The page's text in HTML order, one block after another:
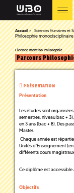
Accueil Sciences Humaines et
Philosophie monodisciplinaire
Licence mention Philosophie
Parcours
PRÉSENTATION
Présentation
Les études sont
semestres, niveau bac +
en 3 ans (bac + 8). Des
Master.
Chaque année est
Unités d'Enseignement
différents cours
Ce diplôme est accessible
Objectifs